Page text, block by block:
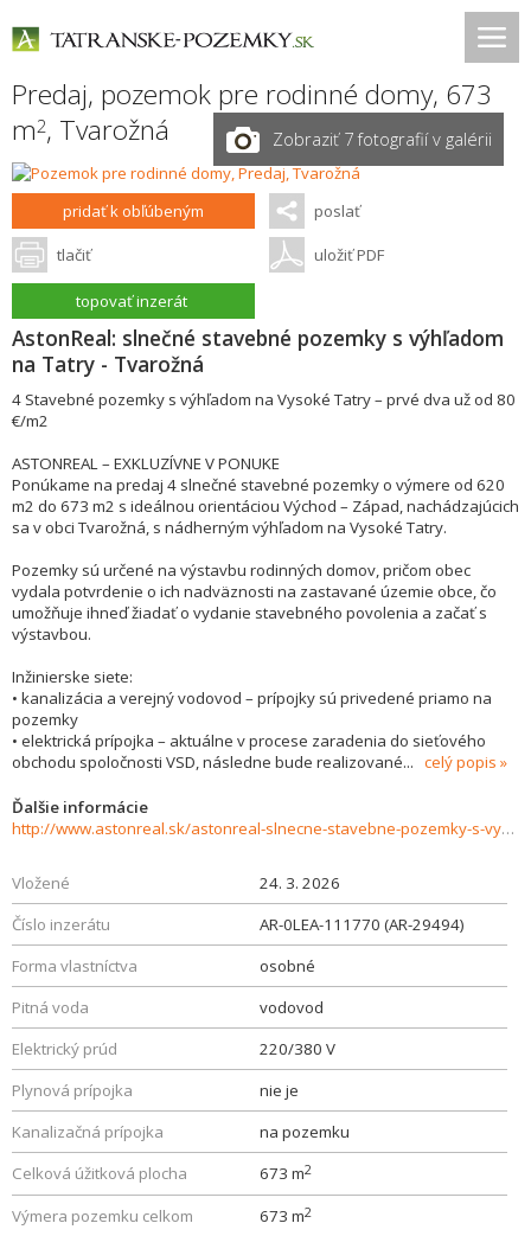
Predaj, pozemok pre rodinné domy, 673
m2, Tvarožná Zobraziť 7 fotografií v galérii
pridať k obľúbeným poslať
tlačiť uložiť PDF
topovať inzerát
AstonReal: slnečné stavebné pozemky s výhľadom
na Tatry - Tvarožná
4 Stavebné pozemky s výhľadom na Vysoké Tatry – prvé dva už od 80
€/m2
ASTONREAL – EXKLUZÍVNE V PONUKE
Ponúkame na predaj 4 slnečné stavebné pozemky o výmere od 620
m2 do 673 m2 s ideálnou orientáciou Východ – Západ, nachádzajúcich
sa v obci Tvarožná, s nádherným výhľadom na Vysoké Tatry.
Pozemky sú určené na výstavbu rodinných domov, pričom obec
vydala potvrdenie o ich nadväznosti na zastavané územie obce, čo
umožňuje ihneď žiadať o vydanie stavebného povolenia a začať s
výstavbou.
Inžinierske siete:
• kanalizácia a verejný vodovod – prípojky sú privedené priamo na
pozemky
• elektrická prípojka – aktuálne v procese zaradenia do sieťového
obchodu spoločnosti VSD, následne bude realizované... celý popis
Ďalšie informácie
http://www.astonreal.sk/astonreal-slnecne-stavebne-pozemky-s-vyhladom-na-tatry-tvarozna-984997
Vložené
24. 3. 2026
Číslo inzerátu
AR-0LEA-111770 (AR-29494)
Forma vlastníctva
osobné
Pitná voda
vodovod
Elektrický prúd
220/380 V
Plynová prípojka
nie je
Kanalizačná prípojka
na pozemku
Celková úžitková plocha
673 m2
Výmera pozemku celkom 673 m2